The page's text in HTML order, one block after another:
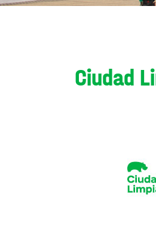
Ciudad